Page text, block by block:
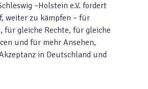
–Holstein e.V. fordert
weiter zu kämpfen – für
für gleiche Rechte, für gleiche
und für mehr Ansehen,
in Deutschland und